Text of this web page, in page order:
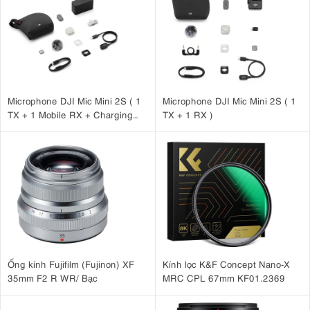
hình.
Ngoài ra, thiết kế chân có thể điều chỉnh nhiều góc khác nhau, cho
phép bạn chụp ở địa hình không bằng phẳng hoặc thực hiện các góc
máy sáng tạo như low-angle.
4.2. Video Head KF09.115 – Quay mượt, dễ kiểm soát
Microphone DJI Mic Mini 2S ( 1
TX + 1 Mobile RX + Charging
Microphone DJI Mic Mini 2S ( 1
TX + 1 RX )
Ống kính Fujifilm (Fujinon) XF
35mm F2 R WR/ Bạc
Kính lọc K&F Concept Nano-X
MRC CPL 67mm KF01.2369